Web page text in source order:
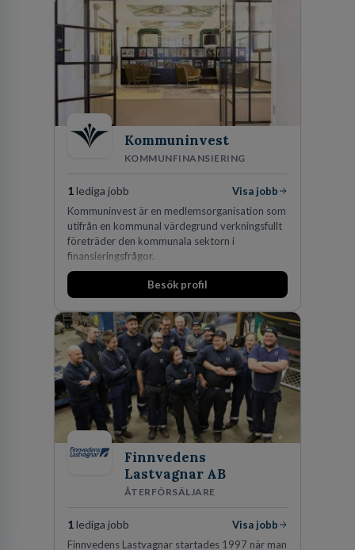
Kommuninvest
KOMMUNFINANSIERING
1lediga jobb
Visa jobb
Kommuninvest är en medlemsorganisation som
utifrån en kommunal värdegrund verkningsfullt
företräder den kommunala sektorn i
finansieringsfrågor.
Besök profil
Finnvedens
Lastvagnar AB
ÅTERFÖRSÄLJARE
1lediga jobb
Visa jobb
Finnvedens Lastvagnar startades 1997 när man